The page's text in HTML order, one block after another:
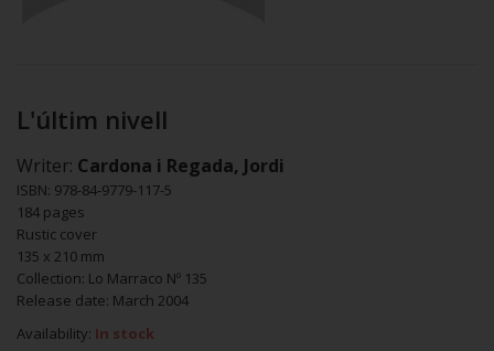
L'últim nivell
Writer: Cardona i Regada, Jordi
ISBN: 978-84-9779-117-5
184 pages
Rustic cover
135 x 210 mm
Collection: Lo Marraco Nº 135
Release date: March 2004
Availability: In stock